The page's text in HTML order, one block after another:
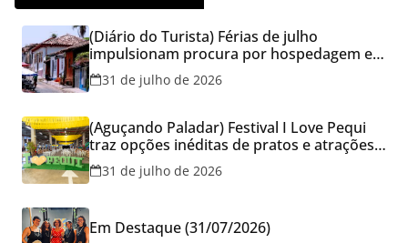
(Diário do Turista) Férias de julho
impulsionam procura por hospedagem em
Goiás e reforçam cuidados na hora de
reservar viagens
31 de julho de 2026
(Aguçando Paladar) Festival I Love Pequi
traz opções inéditas de pratos e atrações
gratuitas no fim de semana dos Pais em
Goiânia
31 de julho de 2026
Em Destaque (31/07/2026)